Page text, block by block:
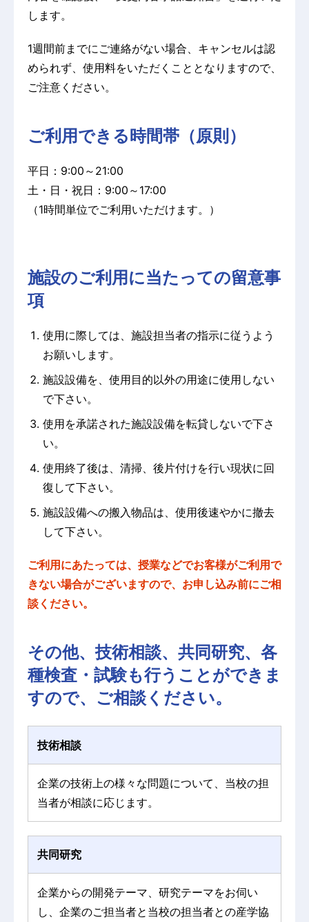
します。
1週間前までにご連絡がない場合、キャンセルは認
められず、使用料をいただくこととなりますので、
ご注意ください。
ご利用できる時間帯（原則）
平日：9:00～21:00
土・日・祝日：9:00～17:00
（1時間単位でご利用いただけます。）
施設のご利用に当たっての留意事
項
使用に際しては、施設担当者の指示に従うよう
お願いします。
施設設備を、使用目的以外の用途に使用しない
で下さい。
使用を承諾された施設設備を転貸しないで下さ
い。
使用終了後は、清掃、後片付けを行い現状に回
復して下さい。
施設設備への搬入物品は、使用後速やかに撤去
して下さい。
ご利用にあたっては、授業などでお客様がご利用で
きない場合がございますので、お申し込み前にご相
談ください。
その他、技術相談、共同研究、各
種検査・試験も行うことができま
すので、ご相談ください。
技術相談
企業の技術上の様々な問題について、当校の担
当者が相談に応じます。
共同研究
企業からの開発テーマ、研究テーマをお伺い
し、企業のご担当者と当校の担当者との産学協